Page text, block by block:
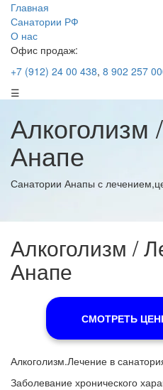
Главная
Санатории РФ
О нас
Офис продаж:
+7 (912) 24 00 438, 8 902 257
☰
Алкоголизм
Анапе
Санатории Анапы с
Алкоголизм /
Анапе
СМОТРЕТЬ
Алкоголизм.Лечение в
Заболевание хронического